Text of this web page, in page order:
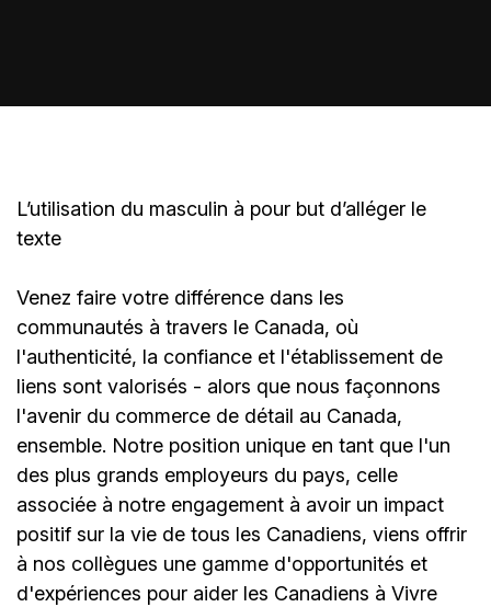
L’utilisation du masculin à pour but d’alléger le
texte
Venez faire votre différence dans les
communautés à travers le Canada, où
l'authenticité, la confiance et l'établissement de
liens sont valorisés - alors que nous façonnons
l'avenir du commerce de détail au Canada,
ensemble. Notre position unique en tant que l'un
des plus grands employeurs du pays, celle
associée à notre engagement à avoir un impact
positif sur la vie de tous les Canadiens, viens offrir
à nos collègues une gamme d'opportunités et
d'expériences pour aider les Canadiens à Vivre